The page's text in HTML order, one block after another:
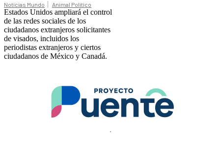
Noticias Mundo Animal Político
Estados Unidos ampliará el control
de las redes sociales de los
ciudadanos extranjeros solicitantes
de visados, incluidos los
periodistas extranjeros y ciertos
ciudadanos de México y Canadá.
.